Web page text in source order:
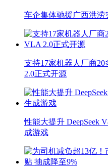
车企集体驰援广西洪涝
支持17家机器人厂商
2.0正式开源
性能大提升 DeepSeek
成游戏